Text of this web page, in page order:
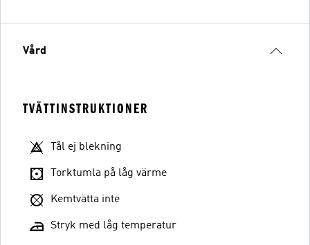
Vård
TVÄTTINSTRUKTIONER
Tål ej blekning
Torktumla på låg värme
Kemtvätta inte
Stryk med låg temperatur